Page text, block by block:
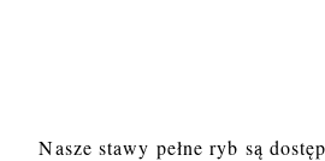
Nasze stawy pełne ryb są